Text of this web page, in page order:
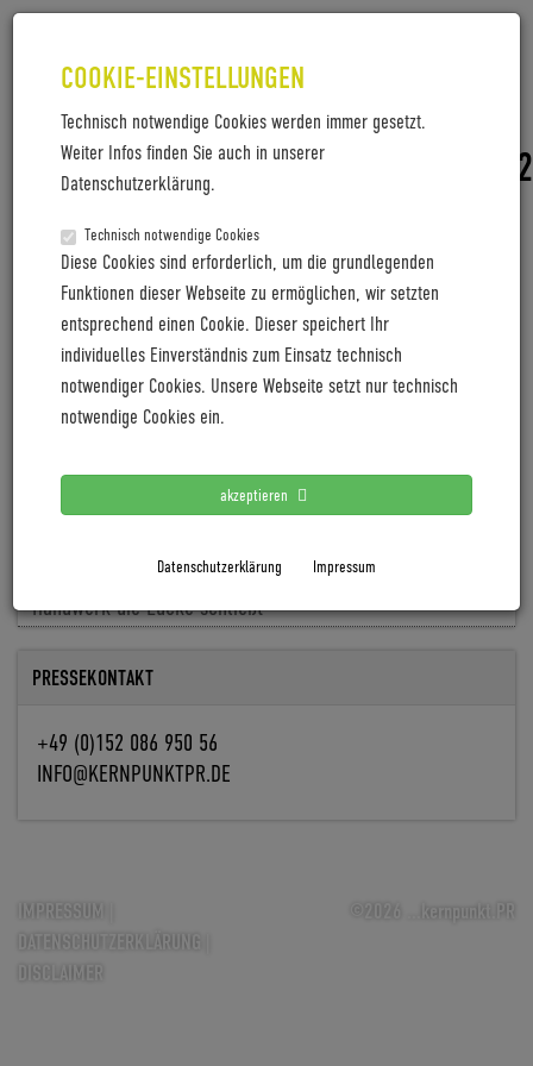
COOKIE-EINSTELLUNGEN
Technisch notwendige Cookies werden immer gesetzt.
Weiter Infos finden Sie auch in unserer
Datenschutzerklärung.
Technisch notwendige Cookies
Diese Cookies sind erforderlich, um die grundlegenden
Funktionen dieser Webseite zu ermöglichen, wir setzten
entsprechend einen Cookie. Dieser speichert Ihr
individuelles Einverständnis zum Einsatz technisch
notwendiger Cookies. Unsere Webseite setzt nur technisch
notwendige Cookies ein.
akzeptieren
Datenschutzerklärung Impressum
LETZTE PRESSEMITTEILUNGEN
Coboc blickt mit positiver Vororder auf 2027
Cyclingworld Europe expands its trade show concept for
Cyclingworld Europe baut Messekonzept für 2027 aus
Fachkräfte fehlen, Aufträge nicht: Wie Digitalisierung im
Handwerk die Lücke schließt
PRESSEKONTAKT
+49 (0)152 086 950 56
INFO@KERNPUNKTPR.DE
IMPRESSUM
DATENSCHUTZERKLÄRUNG
DISCLAIMER
©2026 ...kernpunkt.PR